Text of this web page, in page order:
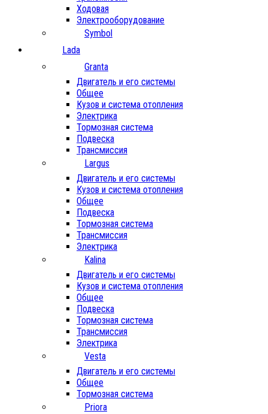
Ходовая
Электрооборудование
Symbol
Lada
Granta
Двигатель и его системы
Общее
Кузов и система отопления
Электрика
Тормозная система
Подвеска
Трансмиссия
Largus
Двигатель и его системы
Кузов и система отопления
Общее
Подвеска
Тормозная система
Трансмиссия
Электрика
Kalina
Двигатель и его системы
Кузов и система отопления
Общее
Подвеска
Тормозная система
Трансмиссия
Электрика
Vesta
Двигатель и его системы
Общее
Тормозная система
Priora